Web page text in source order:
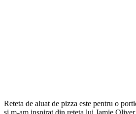
Reteta de aluat de pizza este pentru o
si m-am inspirat din reteta lui Jamie